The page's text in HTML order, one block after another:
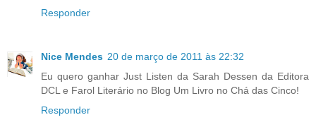
Responder
Nice Mendes 20 de março de 2011 às 22:32
Eu quero ganhar Just Listen da Sarah Dessen da Editora
DCL e Farol Literário no Blog Um Livro no Chá das Cinco!
Responder